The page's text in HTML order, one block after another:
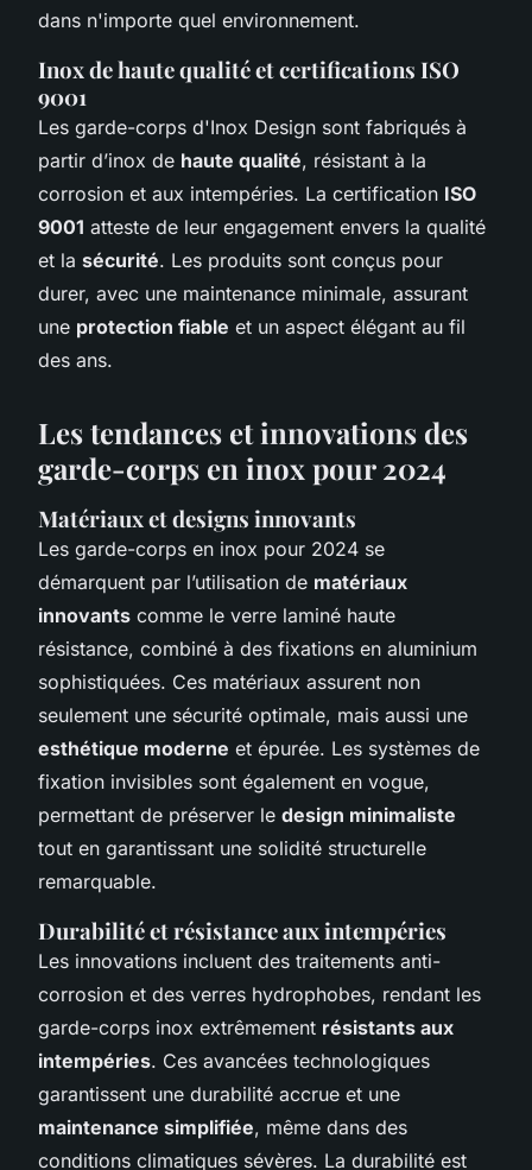
dans n'importe quel environnement.
Inox de haute qualité et certifications ISO
9001
Les garde-corps d'Inox Design sont fabriqués à
partir d’inox de haute qualité, résistant à la
corrosion et aux intempéries. La certification ISO
9001 atteste de leur engagement envers la qualité
et la sécurité. Les produits sont conçus pour
durer, avec une maintenance minimale, assurant
une protection fiable et un aspect élégant au fil
des ans.
Les tendances et innovations des
garde-corps en inox pour 2024
Matériaux et designs innovants
Les garde-corps en inox pour 2024 se
démarquent par l’utilisation de matériaux
innovants comme le verre laminé haute
résistance, combiné à des fixations en aluminium
sophistiquées. Ces matériaux assurent non
seulement une sécurité optimale, mais aussi une
esthétique moderne et épurée. Les systèmes de
fixation invisibles sont également en vogue,
permettant de préserver le design minimaliste
tout en garantissant une solidité structurelle
remarquable.
Durabilité et résistance aux intempéries
Les innovations incluent des traitements anti-
corrosion et des verres hydrophobes, rendant les
garde-corps inox extrêmement résistants aux
intempéries. Ces avancées technologiques
garantissent une durabilité accrue et une
maintenance simplifiée, même dans des
conditions climatiques sévères. La durabilité est